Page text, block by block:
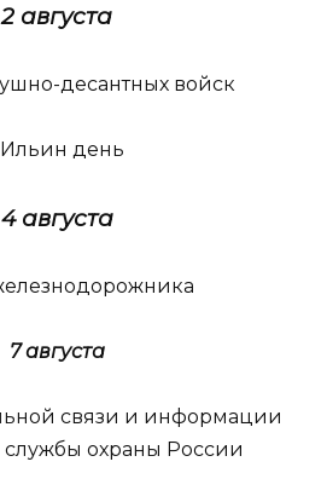
2 августа
десантных войск
день
4 августа
7 августа
связи и информации
охраны России